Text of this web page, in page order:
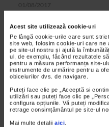
Acest site utilizează cookie-uri
Pe lângă cookie-urile care sunt
site web, folosim cookie-uri care ne
pe site-ul nostru și ajută la
ul, de exemplu, făcând rezultatele
pentru a măsura performanța site-
instrumente de urmărire pentru a
obiceiurilor dvs. de navigare.
Puteți face clic pe „Acceptă si
utilizări sau puteți face clic pe
configura opțiunile. Vă puteți
retrage consimțământul pe site-ul
Mai multe detalii aici.
01/08/2017
la Institutul de istoria artei
Pavilionului Romaniei la